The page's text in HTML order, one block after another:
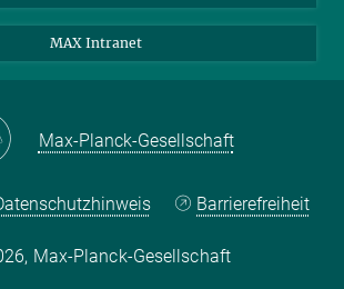
Lehrkräfte
MAX Intranet
Max-Planck-Gesellschaft
Barrierefreiheit
Max-Planck-Gesellschaft